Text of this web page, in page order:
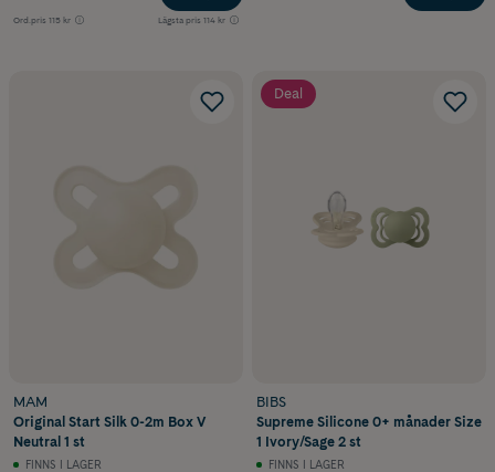
Ord.pris 115 kr Lägsta pris 114 kr
MAM
Original Start Silk 0-2m Box V
Neutral 1 st
FINNS I LAGER
Deal
BIBS
Supreme Silicone 0+ månader Size
1 Ivory/Sage 2 st
FINNS I LAGER